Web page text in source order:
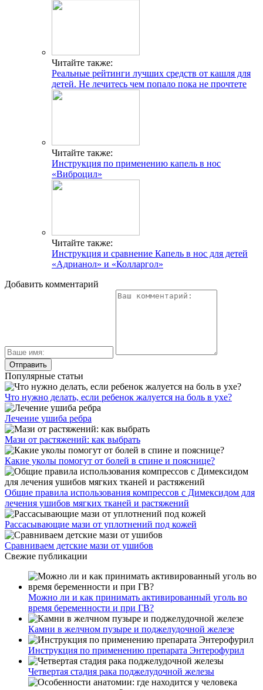
Читайте также:
Реальные рейтинги лучших средств от кашля для
детей. Не лечитесь чем попало пока не прочтете
Читайте также:
Инструкция по применению капель в нос
«Виброцил»
Читайте также:
Инструкция и сравнение Капель в нос для детей
«Адрианол» и «Колларгол»
Добавить комментарий
Популярные статьи
Что нужно делать, если ребенок жалуется на боль в ухе?
Лечение ушиба ребра
Мази от растяжений: как выбрать
Какие уколы помогут от болей в спине и пояснице?
Общие правила использования компрессов с Димексидом для
лечения ушибов мягких тканей и растяжений
Рассасывающие мази от уплотнений под кожей
Сравниваем детские мази от ушибов
Свежие публикации
Можно ли и как принимать активированный уголь во
время беременности и при ГВ?
Камни в желчном пузыре и поджелудочной железе
Инструкция по применению препарата Энтерофурил
Четвертая стадия рака поджелудочной железы